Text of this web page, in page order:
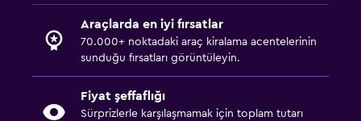
Araçlarda en iyi fırsatlar
70.000+ noktadaki araç kiralama acentelerinin
sunduğu fırsatları görüntüleyin.
Fiyat şeffaflığı
Sürprizlerle karşılaşmamak için toplam tutarı